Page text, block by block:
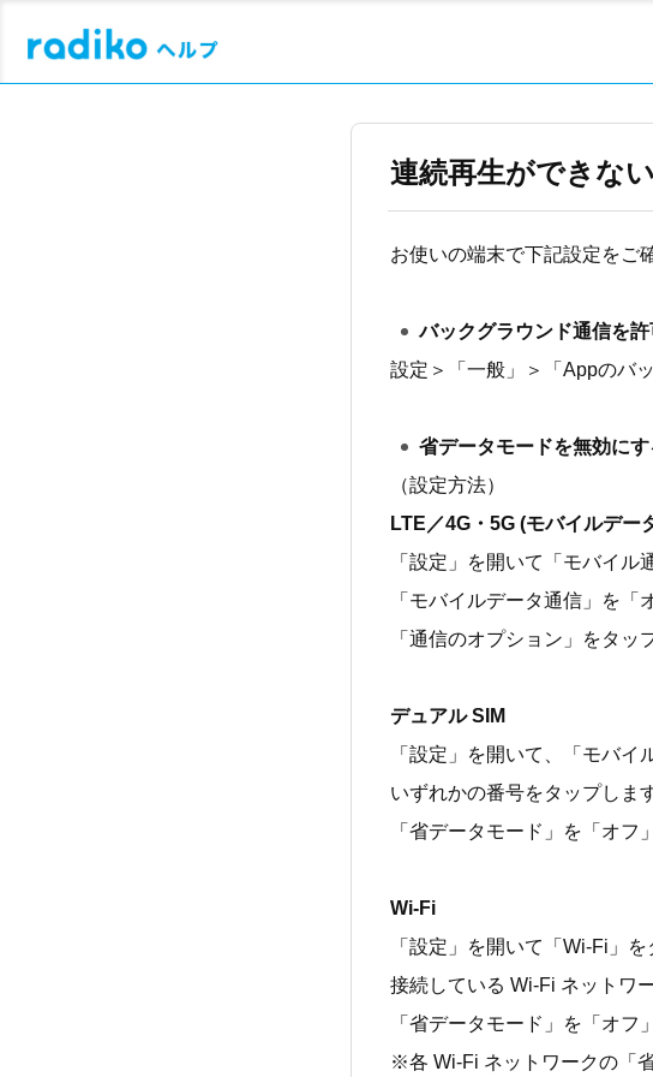
連続再生ができな
お使いの端末で下記設定をご
バックグラウンド通信を許
設定＞「一般」＞「Appのバ
省データモードを無効にす
（設定方法）
LTE／4G・5G (モバイルデー
「設定」を開いて「モバイル
「モバイルデータ通信」を「
「通信のオプション」をタッ
デュアル SIM
「設定」を開いて、「モバイ
いずれかの番号をタップします
「省データモード」を「オフ
Wi-Fi
「設定」を開いて「Wi-Fi」を
接続している Wi-Fi ネットワ
「省データモード」を「オフ
※各 Wi-Fi ネットワークの「